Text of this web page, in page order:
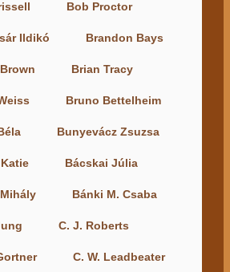
Bob Proctor
Ildikó Brandon Bays
Brian Tracy
Bruno Bettelheim
Bunyevácz Zsuzsa
Bácskai Júlia
Bánki M. Csaba
C. J. Roberts
C. W. Leadbeater